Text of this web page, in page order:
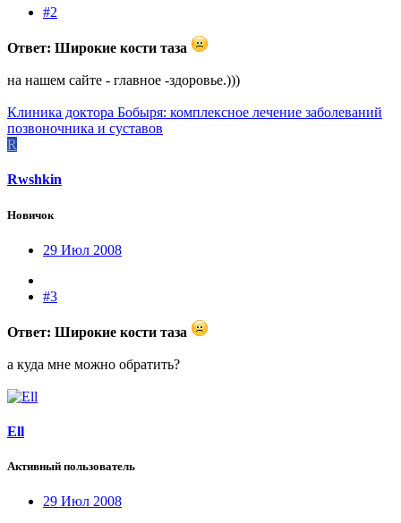
#2
Ответ: Широкие кости таза
на нашем сайте - главное -здоровье.)))
Клиника доктора Бобыря: комплексное лечение заболеваний
позвоночника и суставов
R
Rwshkin
Новичок
29 Июл 2008
#3
Ответ: Широкие кости таза
а куда мне можно обратить?
Ell
Активный пользователь
29 Июл 2008